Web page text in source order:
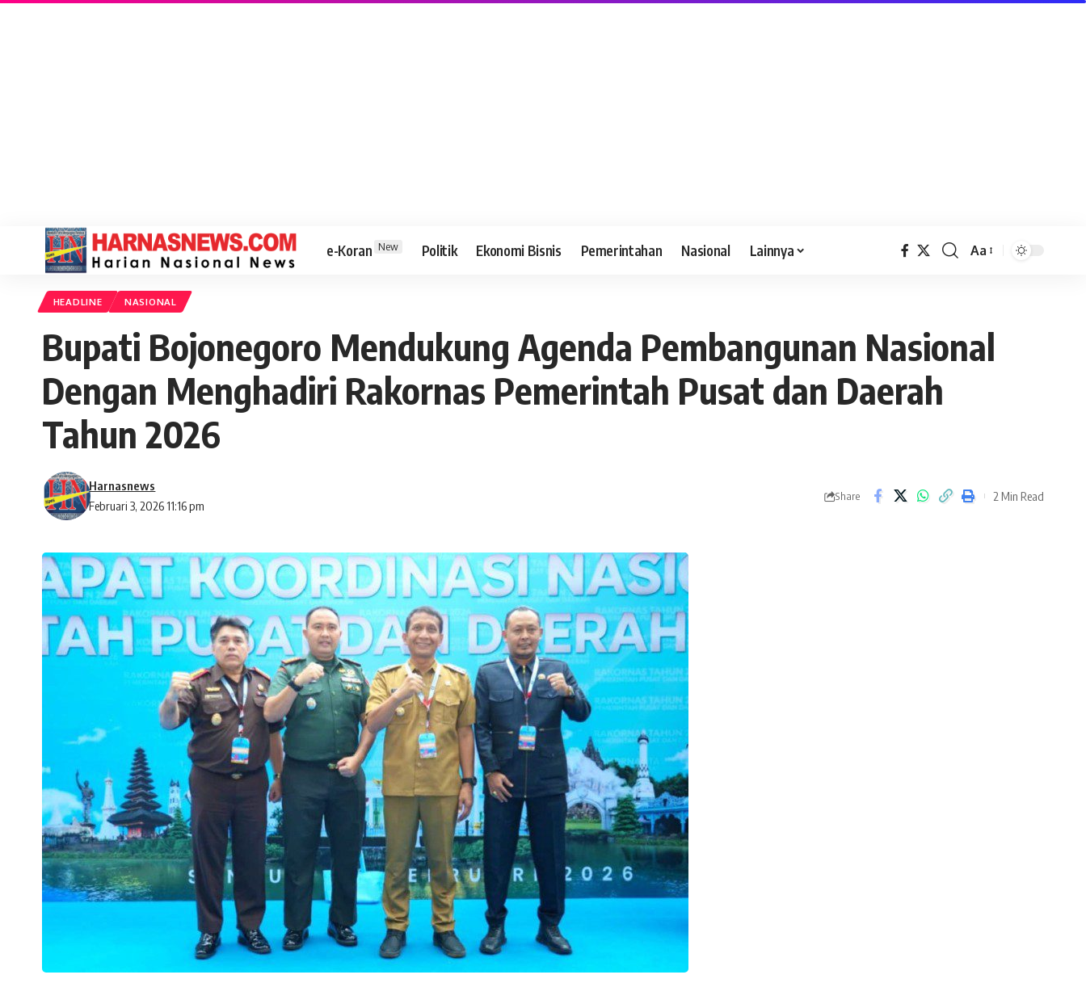
e-Koran New Politik Ekonomi Bisnis Pemerintahan Nasional Lainnya Aa
HEADLINE NASIONAL
Bupati Bojonegoro Mendukung Agenda Pembangunan Nasional
Dengan Menghadiri Rakornas Pemerintah Pusat dan Daerah
Tahun 2026
Februari 3, 2026 11:16 pm
Harnasnews
Share 2 Min Read